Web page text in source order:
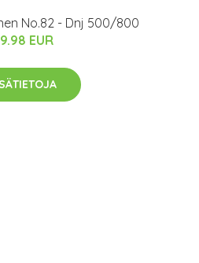
No.82 - Dnj 500/800
EUR